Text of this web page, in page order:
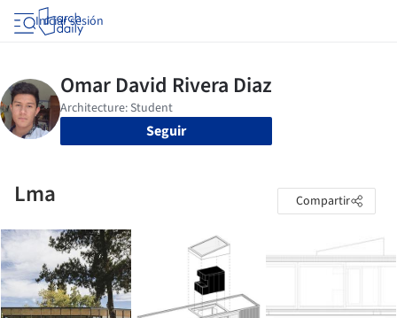
Iniciar sesión
Seguir
Lma Compartir